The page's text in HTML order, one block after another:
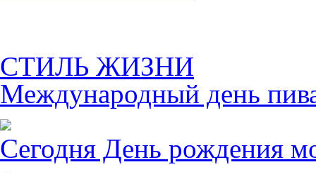
СТИЛЬ ЖИЗНИ
Международный день
Сегодня День рождения